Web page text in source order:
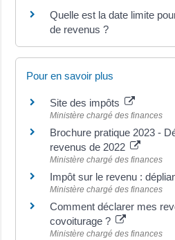
Quelle est la date limite
de revenus ?
Pour en savoir plus
Site des impôts
Ministère chargé des finances
Brochure pratique 2023 -
revenus de 2022
Ministère chargé des finances
Impôt sur le revenu :
Ministère chargé des finances
Comment déclarer mes
covoiturage ?
Ministère chargé des finances